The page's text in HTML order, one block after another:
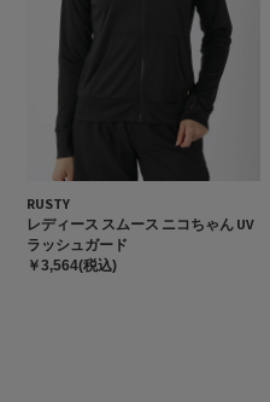
RUSTY
レディース スムース ニコちゃん UV
ラッシュガード
￥3,564(税込)